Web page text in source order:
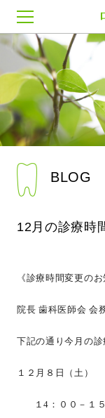
BLOG
12月の診療時
《診療時間変更のお
院長 歯科医師会 会
下記の通り今月の診
１２月８日（土）
１4：００－１